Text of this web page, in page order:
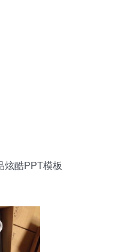
炫酷PPT模板